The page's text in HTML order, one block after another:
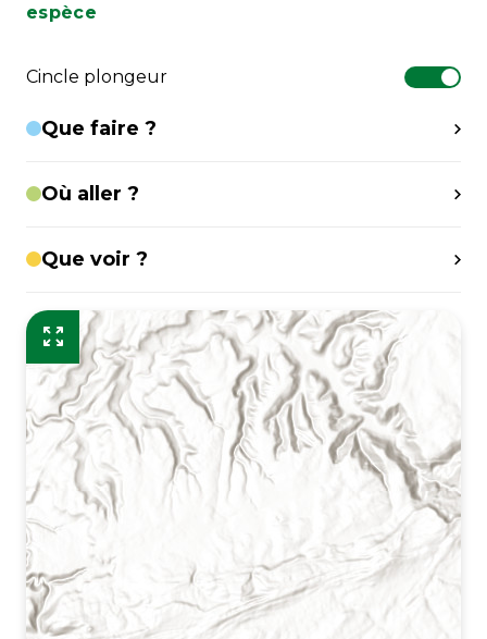
espèce
Cincle plongeur
Que faire ?
Où aller ?
Que voir ?